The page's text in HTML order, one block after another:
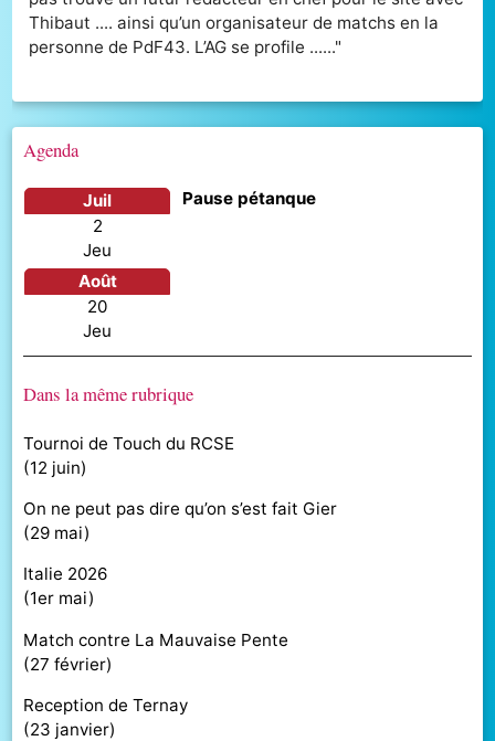
Thibaut .... ainsi qu’un organisateur de matchs en la
personne de PdF43. L’AG se profile ......"
Agenda
juil
2
jeu
août
20
jeu
Pause pétanque
Dans la même rubrique
Tournoi de Touch du RCSE
(12 juin)
On ne peut pas dire qu’on s’est fait Gier
(29 mai)
Italie 2026
(1er mai)
Match contre La Mauvaise Pente
(27 février)
Reception de Ternay
(23 janvier)